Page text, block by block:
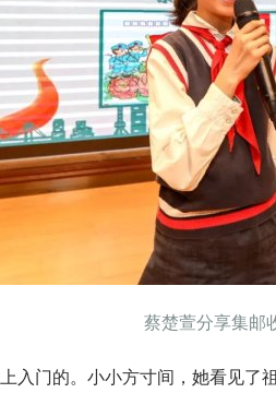
蔡楚萱分享集邮
门的。小小方寸间，她看见了